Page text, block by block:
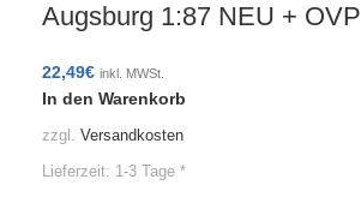
Augsburg 1:87 NEU + OVP
22,49€ inkl. MWSt.
In den Warenkorb
zzgl. Versandkosten
Lieferzeit: 1-3 Tage *